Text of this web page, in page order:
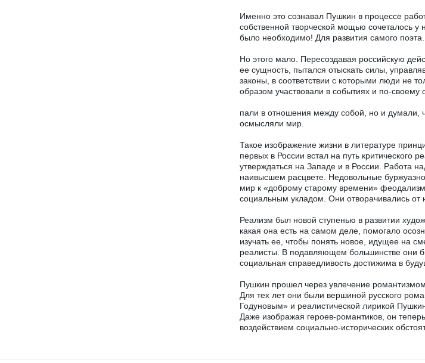
Именно это сознавал Пушкин в процессе
собственной творческой мощью сочеталось
было необходимо! Для развития самого
Но этого мало. Пересоздавая российскую
ее сущность, пытался отыскать силы,
законы, в соответствии с которыми люди не
образом участвовали в событиях и по-своему
пали в отношения между собой, но и думали,
осмысляли мир.
Такое изображение жизни в литературе
первых в России встал на путь критического
утверждаться на Западе и в России. Работа
наивысшем расцвете. Недовольные
мир к «доброму старому времени»
социальным укладом. Они отворачивались от
Реализм был новой ступенью в развитии
какая она есть на самом деле, помогало
изучать ее, чтобы понять новое, идущее на
реалисты. В подавляющем большинстве они
социальная справедливость достижима в
Пушкин прошел через увлечение
Для тех лет они были вершиной русского
Годуновым» и реалистической лирикой
Даже изображая героев-романтиков, он
воздействием социально-исторических